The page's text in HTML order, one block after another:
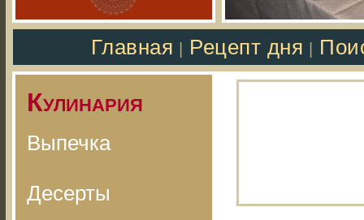
Главная Рецепт дня
Кулинария
Выпечка
Десерты